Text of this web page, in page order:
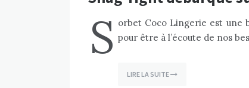
S orbet Coco Lingerie est une
pour être à l’écoute de nos
LIRE LA SUITE